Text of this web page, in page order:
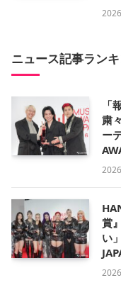
ニュース記事ラン
「
粛
ー
賞
い